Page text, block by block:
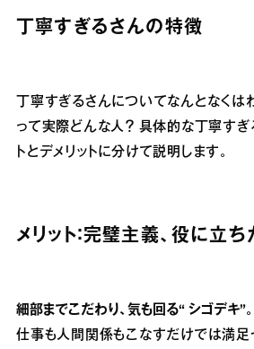
丁寧すぎるさんの特徴
丁寧すぎるさんについてなんとなくは
って実際どんな人？ 具体的な丁寧すぎ
トとデメリットに分けて説明します。
メリット：完璧主義、役に立ち
細部までこだわり、気も回る“ シゴデキ”。
仕事も人間関係もこなすだけでは満足